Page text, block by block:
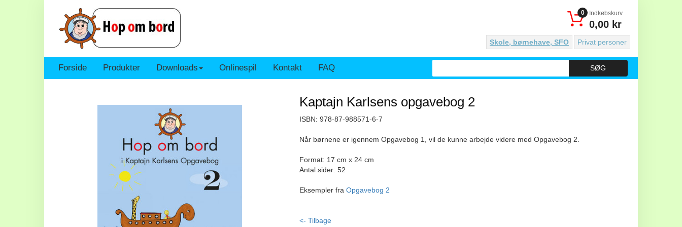
0 Indkøbskurv
0,00 kr
Privat personer
Skole, børnehave, SFO
Forside Produkter Downloads Onlinespil Kontakt FAQ SØG
Kaptajn Karlsens opgavebog 2
ISBN: 978-87-988571-6-7
Når børnene er igennem Opgavebog 1, vil de kunne arbejde videre med Opgavebog 2.
Format: 17 cm x 24 cm
Antal sider: 52
Eksempler fra Opgavebog 2
<- Tilbage